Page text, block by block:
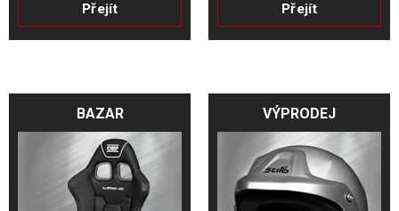
Přejít Přejít
BAZAR VÝPRODEJ